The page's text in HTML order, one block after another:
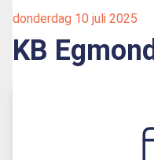
donderdag 10 juli 2025
KB Egmond